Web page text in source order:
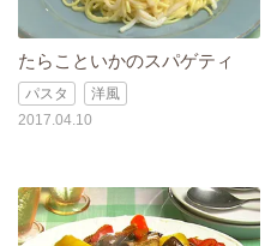
たらこといかのスパゲティ
パスタ
洋風
2017.04.10